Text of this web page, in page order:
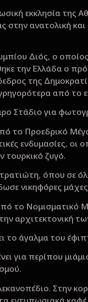
εκκλησία
ανατολική
Διός, ο
την Ελλάδα ο
της
από το
Στάδιο για
το Προεδρικό
ενδυμασίες, οι
τουρκικό ζυγό.
όπου σε
νικηφόρες
Νομισματικό
αρχιτεκτονική
το άγαλμα του
για περίπου
Στην